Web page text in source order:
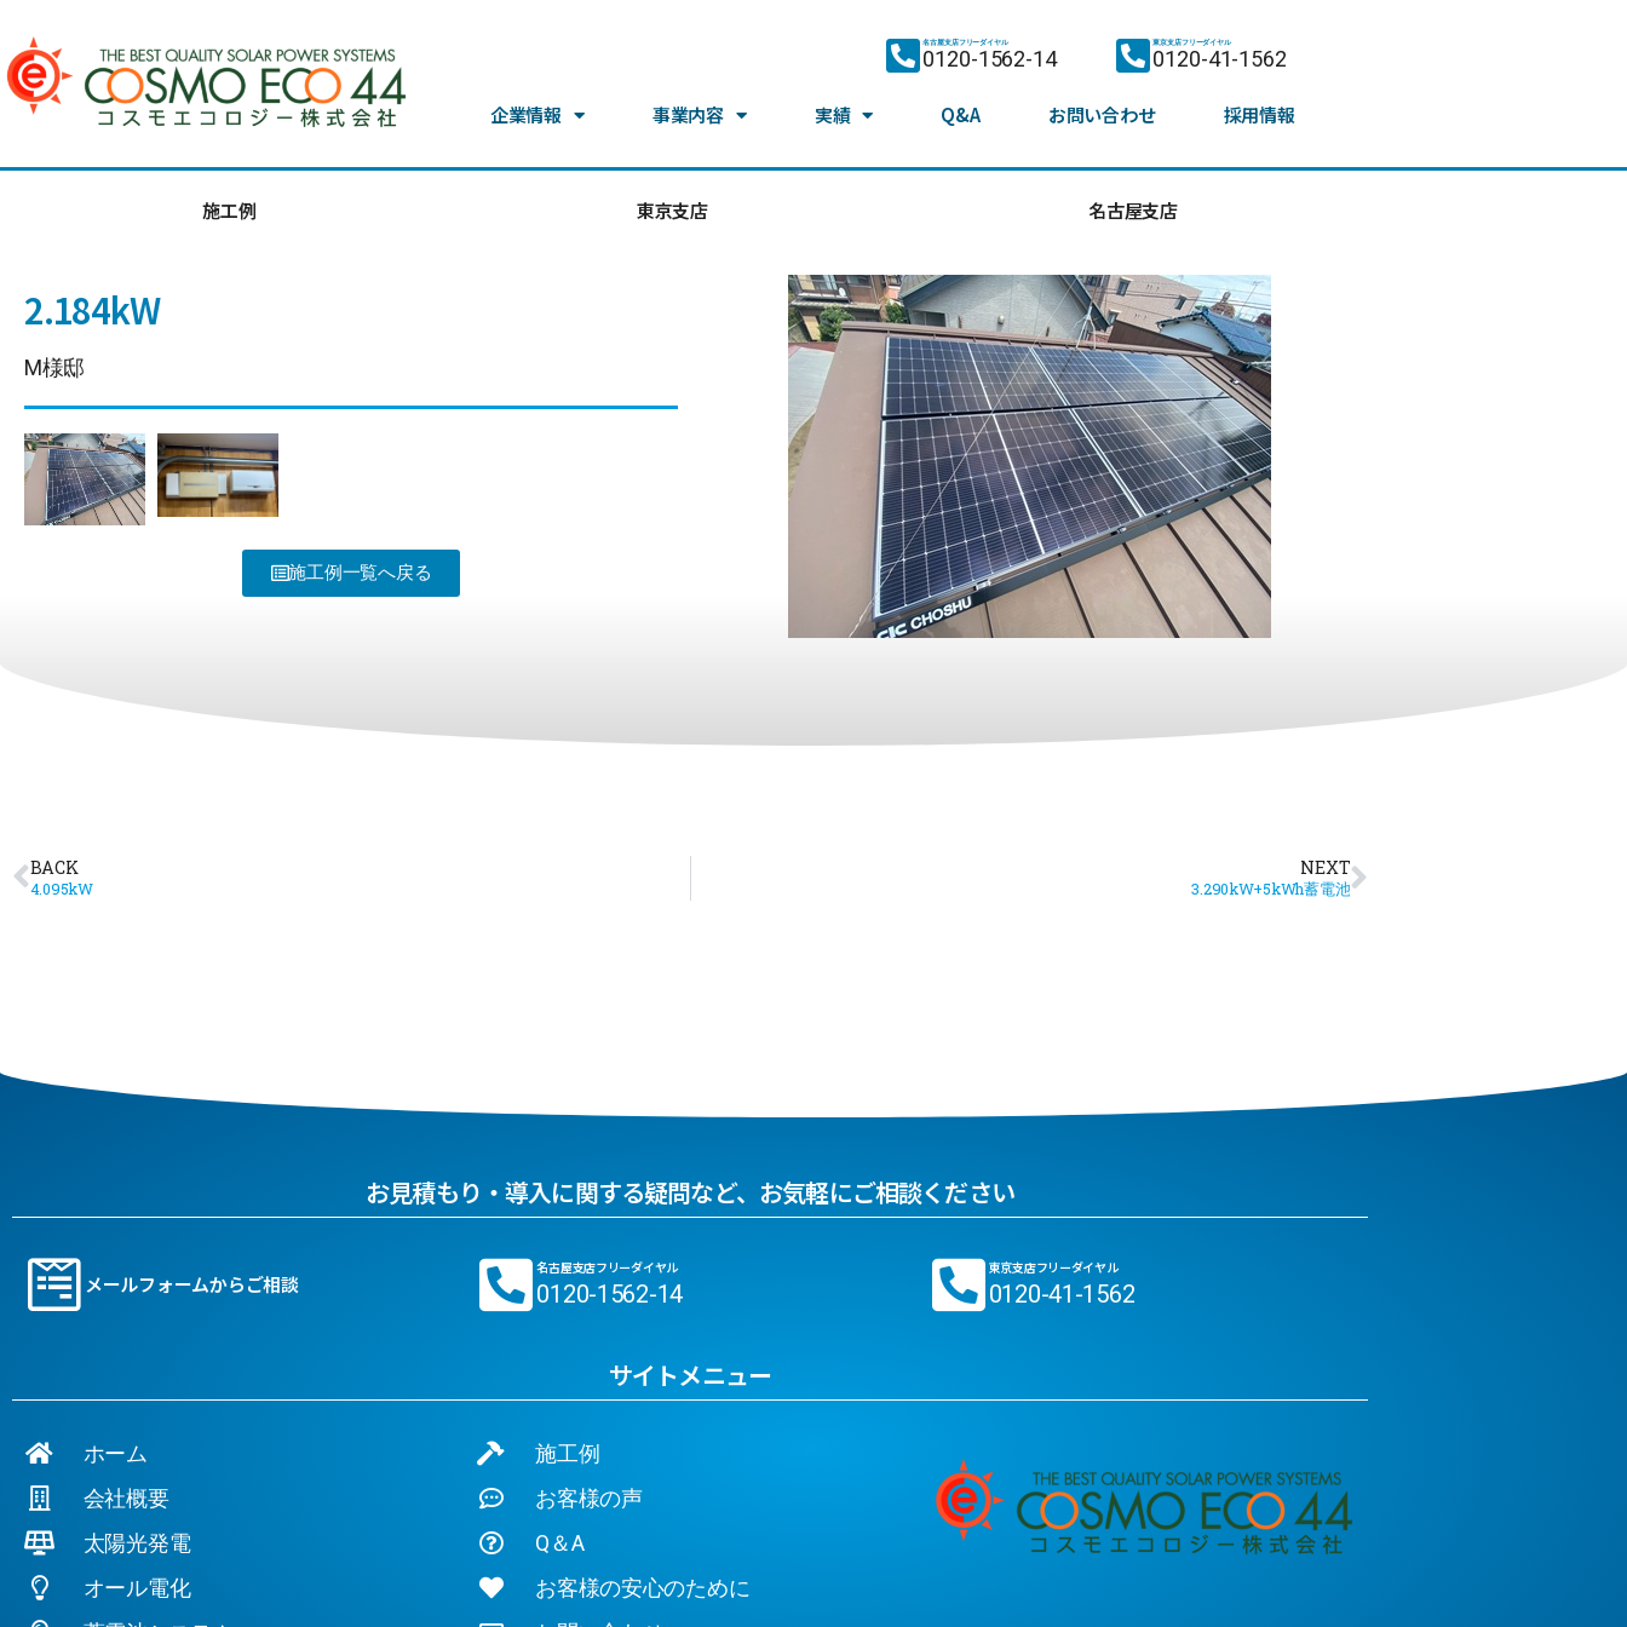
名古屋支店フリーダイヤル
0120-1562-14
東京支店フリーダイヤル
0120-41-1562
企業情報 事業内容 実績 Q&A お問い合わせ 採用情報
施工例 東京支店 名古屋支店
2.184kW
M様邸
施工例一覧へ戻る
BACK
4.095kW
NEXT
3.290kW+5kWh蓄電池
お見積もり・導入に関する疑問など、お気軽にご相談ください
メールフォームからご相談
名古屋支店フリーダイヤル
0120-1562-14
東京支店フリーダイヤル
0120-41-1562
サイトメニュー
ホーム
会社概要
太陽光発電
オール電化
施工例
お客様の声
Q＆A
お客様の安心のために